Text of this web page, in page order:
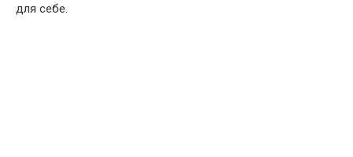
для себе.